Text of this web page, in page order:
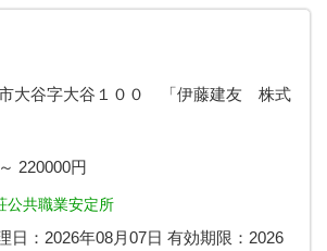
大谷字大谷１００ 「伊藤建友 株式
220000円
公共職業安定所
日： 2026年08月07日 有効期限： 2026